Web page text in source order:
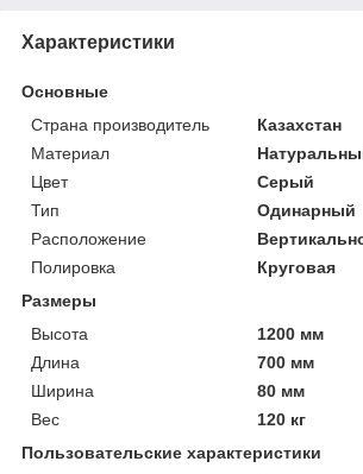
Характеристики
Основные
Страна производитель
Казахстан
Материал
Цвет
Серый
Тип
Одинарный
Расположение
Полировка
Круговая
Размеры
Высота
1200 мм
Длина
700 мм
Ширина
80 мм
Вес
120 кг
Пользовательские характеристики